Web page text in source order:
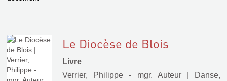
Le Diocèse de Blois
Livre
Verrier, Philippe - mgr. Auteur|
Danse,